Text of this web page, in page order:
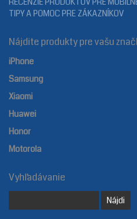
TIPY A POMOC PRE ZÁKAZNÍKOV
Nájdite produkty pre vašu
iPhone
Samsung
Xiaomi
Huawei
Honor
Motorola
Vyhľadávanie